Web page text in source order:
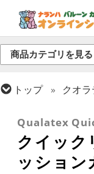
商品カテゴリを見る
トップ クオ
Qualatex
クイック
ッション